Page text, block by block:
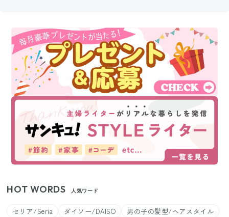
HOT WORDS 人気ワード
セリア/Seria ダイソー/DAISO
男の子の髪型/ヘアスタイル